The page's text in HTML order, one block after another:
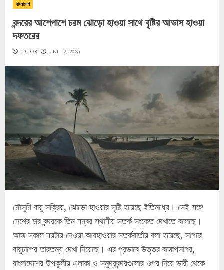
বাংলাদেশ
বন্দরের আশেপাশে চরম ঝোড়ো হাওয়া সাথে বৃষ্টির আভাস হাওয়া
দফতরের
EDITOR JUNE 17, 2025
মৌসুমি বায়ু সক্রিয়, ঝোড়ো হাওয়ার সৃষ্টি হয়েছে ইতিমধ্যে। সেই সঙ্গে
দেশের চার বন্দরকে তিন নম্বর স্থানীয় সতর্ক সংকেত দেখাতে বলেছে।
আজ সকাল নয়টায় দেওয়া আবহাওয়ার সতর্কবার্তায় বলা হয়েছে, সাগরে
বায়ুচাপের তারতম্য দেখা দিয়েছে। এর প্রভাবে উত্তর বঙ্গোপসাগর,
বাংলাদেশের উপকূলীয় এলাকা ও সমুদ্রবন্দরগুলোর ওপর দিয়ে ভারী থেকে